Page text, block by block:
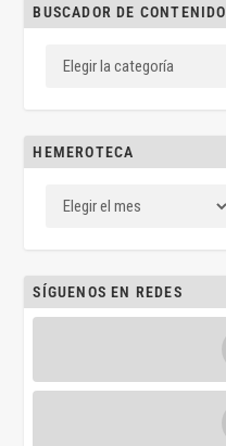
BUSCADOR DE CONTENIDO
HEMEROTECA
SÍGUENOS EN REDES